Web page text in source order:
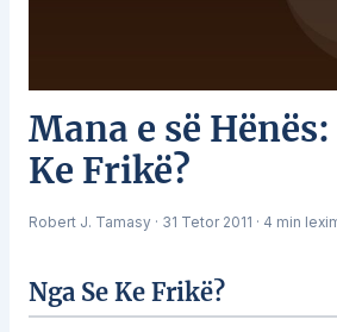
Mana e së Hënës:
Ke Frikë?
Robert J. Tamasy· 31 Tetor 2011 · 4 min
Nga Se Ke Frikë?